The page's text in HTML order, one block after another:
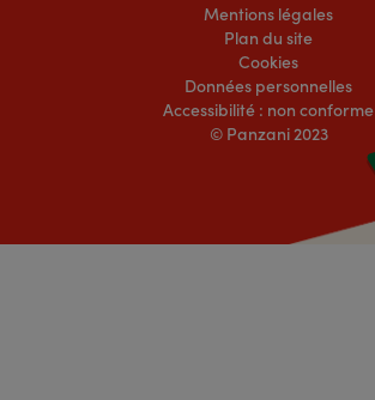
Mentions légales
Plan du site
Cookies
Données personnelles
Accessibilité : non conforme
© Panzani 2023